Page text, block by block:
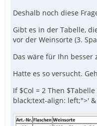
Deshalb noch diese
Gibt es in der Tabelle,
vor der Weinsorte (3.
Das wäre für Ihn besser
Hatte es so versucht.
If $Col = 2 Then
black;text-align: left;">' &